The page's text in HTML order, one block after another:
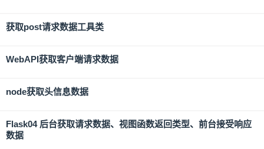
获取post请求数据工具类
WebAPI获取客户端请求数据
node获取头信息数据
Flask04 后台获取请求数据、视图函数返回类型、前台接受响应
数据